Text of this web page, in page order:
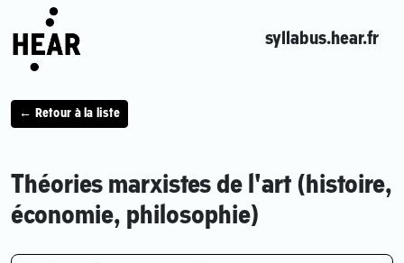
syllabus.hear.fr
← Retour à la liste
Théories marxistes de l'art (histoire,
économie, philosophie)